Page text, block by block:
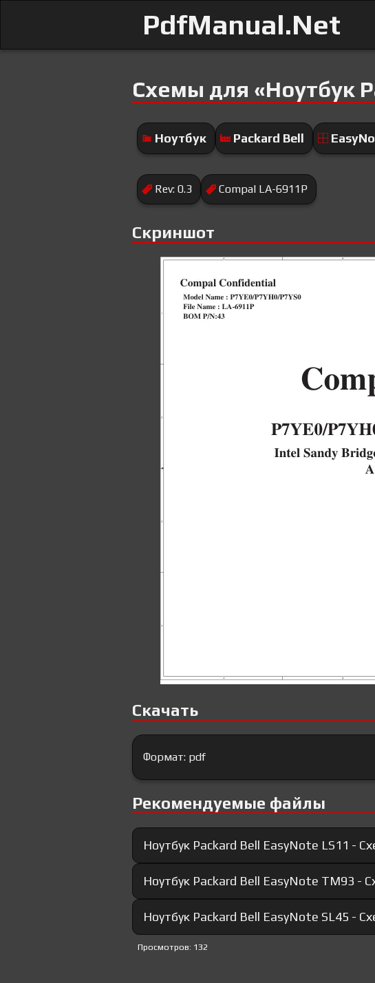
PdfManual.Net
Схемы для «Ноутбук
Ноутбук
Packard Bell
Rev: 0.3 Compal LA-6911P
Скриншот
Скачать
Формат: pdf
Рекомендуемые файлы
Ноутбук Packard Bell EasyNote LS11 -
Ноутбук Packard Bell EasyNote TM93 -
Ноутбук Packard Bell EasyNote SL45 -
Просмотров: 132